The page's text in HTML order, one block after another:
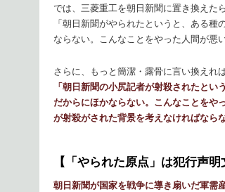
では、三菱重工を朝日新聞に置き換えた
「朝日新聞がやられたというと、ある
ならない。こんなことをやった人間が悪
さらに、もっと簡潔・露骨に言い換えれ
「朝日新聞の小尻記者が射殺されたと
だからにほかならない。こんなことをや
が射殺がされた背景を考えなければなら
【「やられた原点」は犯行声明
朝日新聞が国家を戦争に導き扇いだ軍需